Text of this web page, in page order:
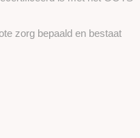
zorg bepaald en bestaat